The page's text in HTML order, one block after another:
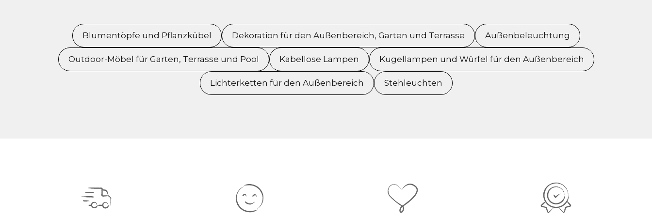
Blumentöpfe und Pflanzkübel Dekoration für den Außenbereich, Garten und Terrasse Außenbeleuchtung
Outdoor-Möbel für Garten, Terrasse und Pool Kabellose Lampen Kugellampen und Würfel für den Außenbereich
Lichterketten für den Außenbereich Stehleuchten